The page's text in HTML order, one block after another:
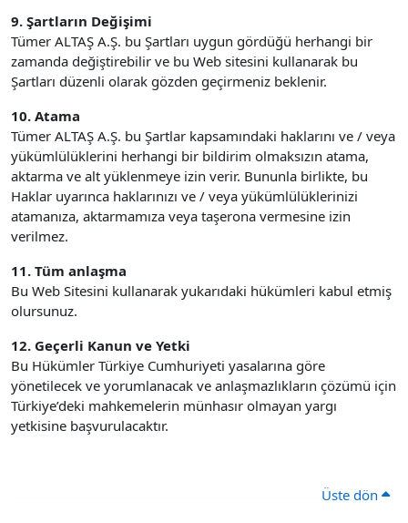
9. Şartların Değişimi
Tümer ALTAŞ A.Ş. bu Şartları uygun gördüğü herhangi bir
zamanda değiştirebilir ve bu Web sitesini kullanarak bu
Şartları düzenli olarak gözden geçirmeniz beklenir.
10. Atama
Tümer ALTAŞ A.Ş. bu Şartlar kapsamındaki haklarını ve / veya
yükümlülüklerini herhangi bir bildirim olmaksızın atama,
aktarma ve alt yüklenmeye izin verir. Bununla birlikte, bu
Haklar uyarınca haklarınızı ve / veya yükümlülüklerinizi
atamanıza, aktarmamıza veya taşerona vermesine izin
verilmez.
11. Tüm anlaşma
Bu Web Sitesini kullanarak yukarıdaki hükümleri kabul etmiş
olursunuz.
12. Geçerli Kanun ve Yetki
Bu Hükümler Türkiye Cumhuriyeti yasalarına göre
yönetilecek ve yorumlanacak ve anlaşmazlıkların çözümü için
Türkiye’deki mahkemelerin münhasır olmayan yargı
yetkisine başvurulacaktır.
Üste dön